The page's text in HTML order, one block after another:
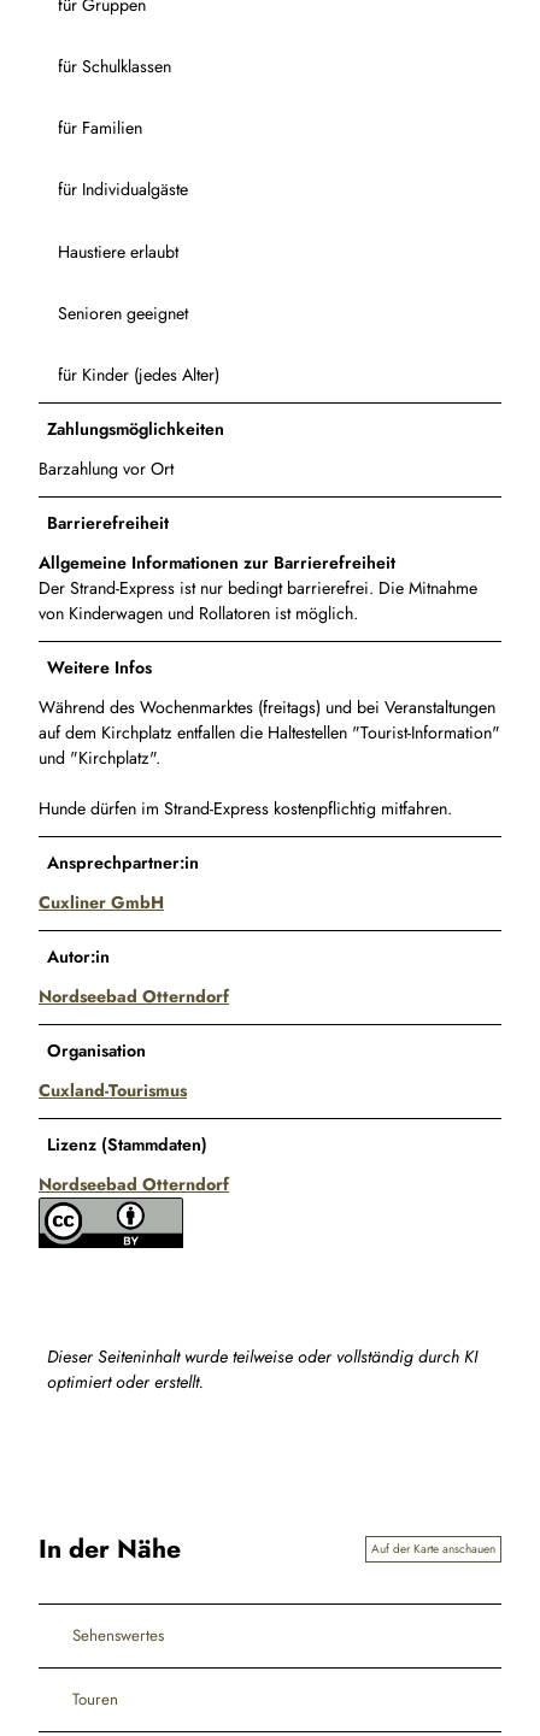
für Schulklassen
für Familien
für Individualgäste
Haustiere erlaubt
Senioren geeignet
für Kinder (jedes Alter)
Zahlungsmöglichkeiten
Barzahlung vor Ort
Barrierefreiheit
Allgemeine Informationen zur Barrierefreiheit
Der Strand-Express ist nur bedingt barrierefrei. Die Mitnahme
von Kinderwagen und Rollatoren ist möglich.
Weitere Infos
Während des Wochenmarktes (freitags) und bei Veranstaltungen
auf dem Kirchplatz entfallen die Haltestellen "Tourist-Information"
und "Kirchplatz".
Hunde dürfen im Strand-Express kostenpflichtig mitfahren.
Ansprechpartner:in
Cuxliner GmbH
Autor:in
Nordseebad Otterndorf
Organisation
Cuxland-Tourismus
Lizenz (Stammdaten)
Nordseebad Otterndorf
Dieser Seiteninhalt wurde teilweise oder vollständig durch KI
optimiert oder erstellt.
In der Nähe Auf der Karte anschauen
Sehenswertes
Touren